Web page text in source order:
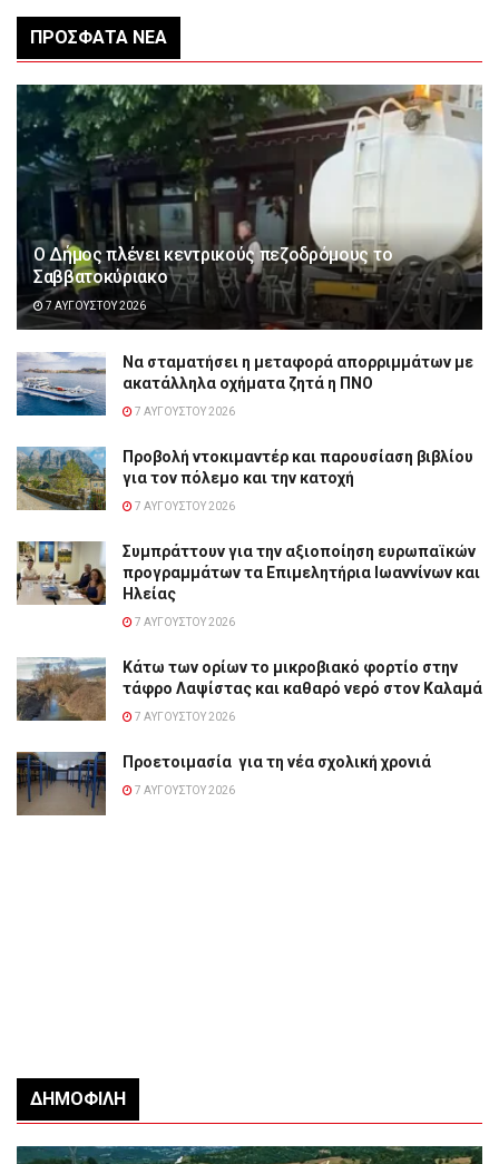
ΠΡΌΣΦΑΤΑ ΝΈΑ
Ο Δήμος πλένει κεντρικούς πεζοδρόμους το
Σαββατοκύριακο
7 ΑΥΓΟΎΣΤΟΥ 2026
Να σταματήσει η μεταφορά απορριμμάτων με
ακατάλληλα οχήματα ζητά η ΠΝΟ
7 ΑΥΓΟΎΣΤΟΥ 2026
Προβολή ντοκιμαντέρ και παρουσίαση βιβλίου
για τον πόλεμο και την κατοχή
7 ΑΥΓΟΎΣΤΟΥ 2026
Συμπράττουν για την αξιοποίηση ευρωπαϊκών
προγραμμάτων τα Επιμελητήρια Ιωαννίνων και
Ηλείας
7 ΑΥΓΟΎΣΤΟΥ 2026
Κάτω των ορίων το μικροβιακό φορτίο στην
τάφρο Λαψίστας και καθαρό νερό στον Καλαμά
7 ΑΥΓΟΎΣΤΟΥ 2026
Προετοιμασία για τη νέα σχολική χρονιά
7 ΑΥΓΟΎΣΤΟΥ 2026
ΔΗΜΟΦΙΛΉ